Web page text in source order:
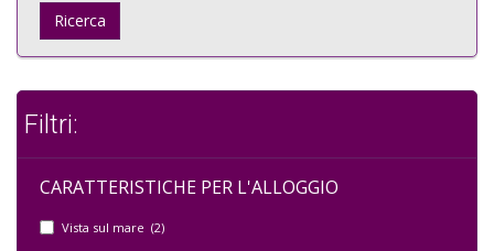
Ricerca
Filtri:
CARATTERISTICHE PER L'ALLOGGIO
Vista sul mare (2)